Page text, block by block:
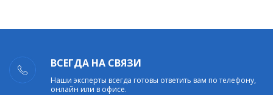
ВСЕГДА НА СВЯЗИ
Наши эксперты всегда готовы ответить вам по телефону,
онлайн или в офисе.